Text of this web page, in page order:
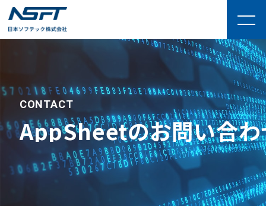
CONTACT
AppSheetのお問い合わ